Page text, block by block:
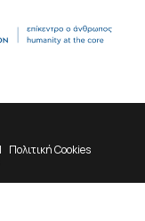
Πολιτική Cookies